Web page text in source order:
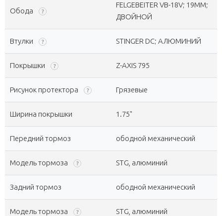
Обода ?
FELGEBEITER VB-18V; 19ММ;
ДВОЙНОЙ
Втулки ? STINGER DC; АЛЮМИНИЙ
Покрышки ? Z-AXIS 795
Рисунок протектора ? Грязевые
Ширина покрышки 1.75"
Передний тормоз ободной механический
Модель тормоза ? STG, алюминий
Задний тормоз ободной механический
Модель тормоза ? STG, алюминий